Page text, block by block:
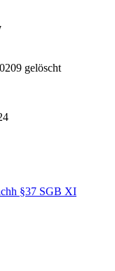
gelöscht
§37 SGB XI